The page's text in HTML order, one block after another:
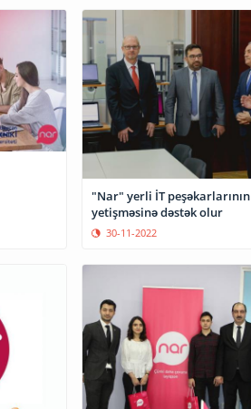
"Nar" yerli İT peşəkarlarının
yetişməsinə dəstək olur
30-11-2022